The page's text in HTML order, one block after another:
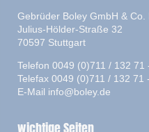
Gebrüder Boley GmbH & Co.
Julius-Hölder-Straße 32
70597 Stuttgart
Telefon 0049 (0)711 / 132 71
Telefax 0049 (0)711 / 132 71
E-Mail info@boley.de